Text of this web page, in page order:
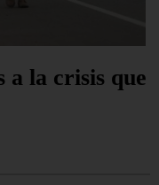
a la crisis que